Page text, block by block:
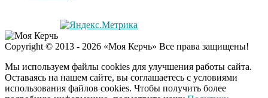
Copyright © 2013 - 2026 «Моя Керчь» Все права защищены!
Мы используем файлы cookies для улучшения работы сайта.
Оставаясь на нашем сайте, вы соглашаетесь с условиями
использования файлов cookies. Чтобы получить более